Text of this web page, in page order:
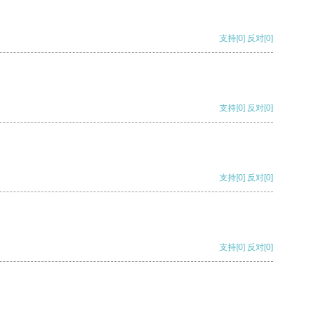
支持[0] 反对[0]
支持[0] 反对[0]
支持[0] 反对[0]
支持[0] 反对[0]